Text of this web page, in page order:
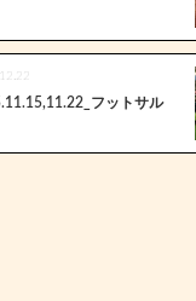
フットサル